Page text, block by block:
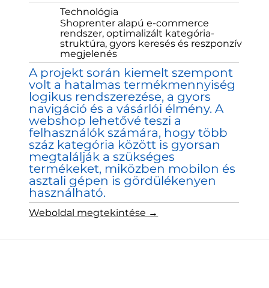
Technológia
Shoprenter alapú e-commerce
rendszer, optimalizált kategória-
struktúra, gyors keresés és reszponzív
megjelenés
A projekt során kiemelt szempont
volt a hatalmas termékmennyiség
logikus rendszerezése, a gyors
navigáció és a vásárlói élmény. A
webshop lehetővé teszi a
felhasználók számára, hogy több
száz kategória között is gyorsan
megtalálják a szükséges
termékeket, miközben mobilon és
asztali gépen is gördülékenyen
használható.
Weboldal megtekintése →